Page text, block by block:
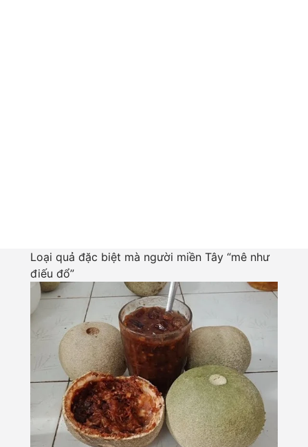
Loại quả đặc biệt mà người miền Tây “mê như
điếu đổ”